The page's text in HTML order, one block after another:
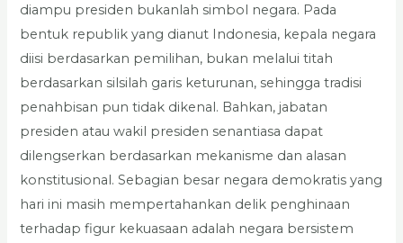
diampu presiden bukanlah simbol negara. Pada
bentuk republik yang dianut Indonesia, kepala negara
diisi berdasarkan pemilihan, bukan melalui titah
berdasarkan silsilah garis keturunan, sehingga tradisi
penahbisan pun tidak dikenal. Bahkan, jabatan
presiden atau wakil presiden senantiasa dapat
dilengserkan berdasarkan mekanisme dan alasan
konstitusional. Sebagian besar negara demokratis yang
hari ini masih mempertahankan delik penghinaan
terhadap figur kekuasaan adalah negara bersistem